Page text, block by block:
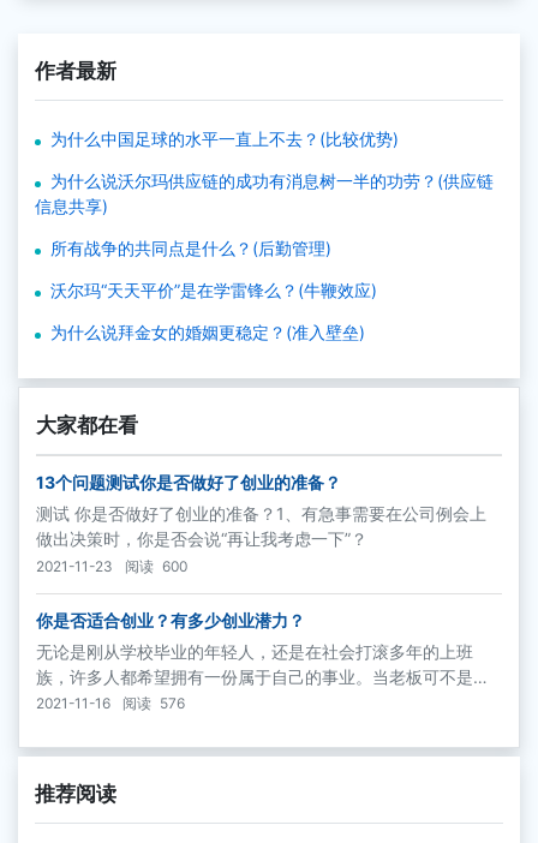
作者最新
为什么中国足球的水平一直上不去？(比较优势)
为什么说沃尔玛供应链的成功有消息树一半的功劳？(供应链
信息共享)
所有战争的共同点是什么？(后勤管理)
沃尔玛“天天平价”是在学雷锋么？(牛鞭效应)
为什么说拜金女的婚姻更稳定？(准入壁垒)
大家都在看
13个问题测试你是否做好了创业的准备？
测试 你是否做好了创业的准备？1、有急事需要在公司例会上
做出决策时，你是否会说“再让我考虑一下”？
2021-11-23 阅读 600
你是否适合创业？有多少创业潜力？
无论是刚从学校毕业的年轻人，还是在社会打滚多年的上班
族，许多人都希望拥有一份属于自己的事业。当老板可不是一
件容易的事，你是否适合创业？有多少创业潜力？下列测验可
2021-11-16 阅读 576
推荐阅读